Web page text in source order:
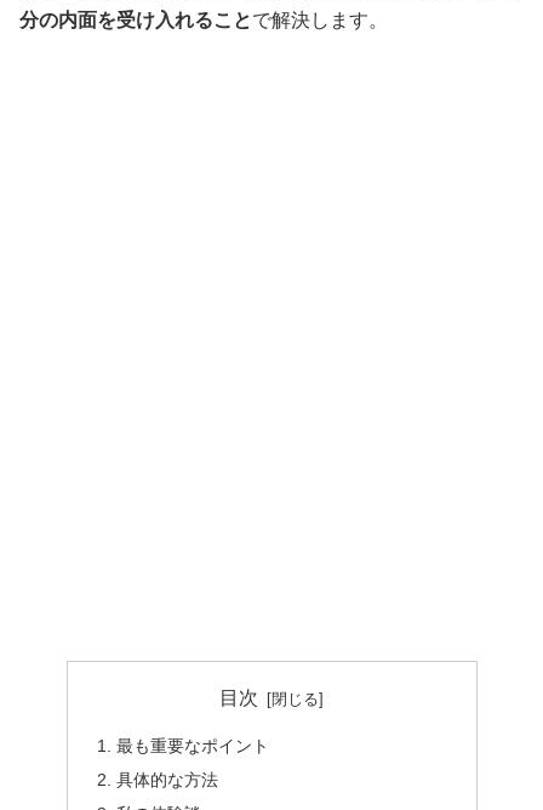
分の内面を受け入れることで解決します。
目次
最も重要なポイント
具体的な方法